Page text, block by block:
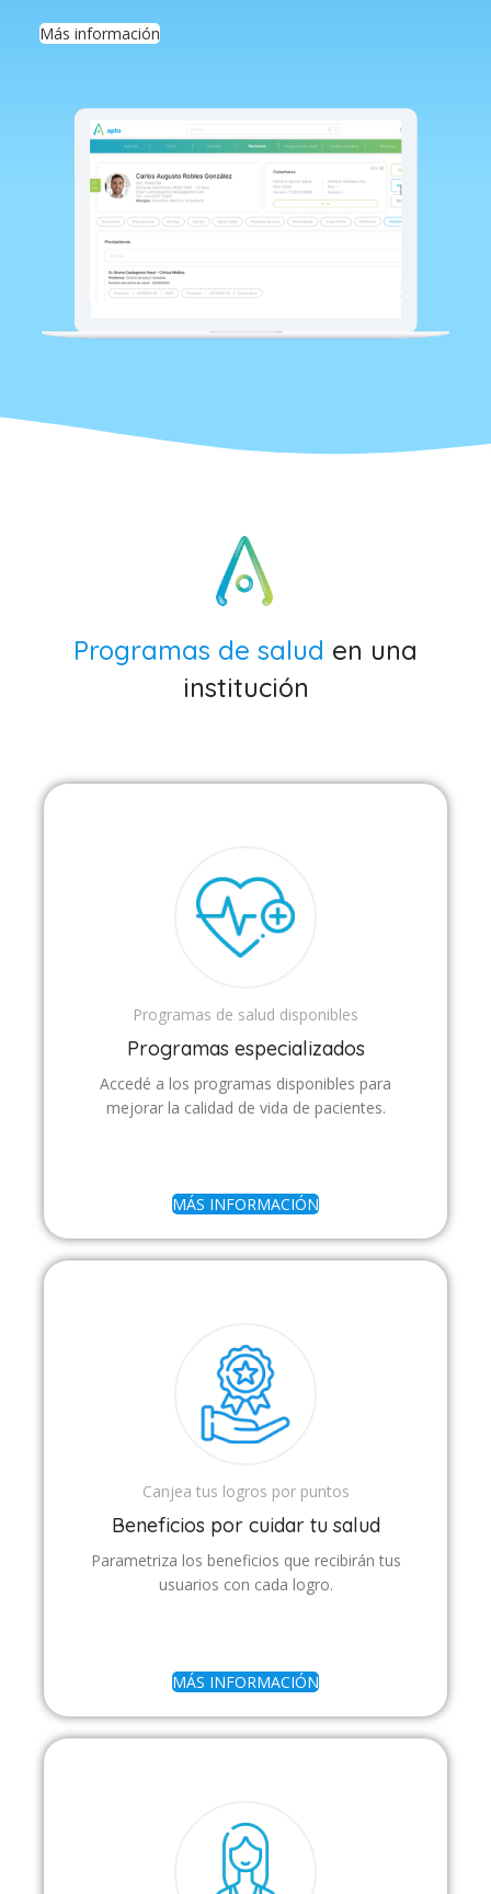
Más información
Programas de salud en una
institución
Programas de salud disponibles
Programas especializados
Accedé a los programas disponibles para
mejorar la calidad de vida de pacientes.
MÁS INFORMACIÓN
Canjea tus logros por puntos
Beneficios por cuidar tu salud
Parametriza los beneficios que recibirán tus
usuarios con cada logro.
MÁS INFORMACIÓN